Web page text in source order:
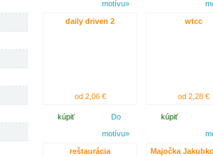
motívu»
daily driven 2
od 2,06 €
kúpiť
Do
motívu»
wtcc
od 2,28 €
kúpiť
reštaurácia Majočka